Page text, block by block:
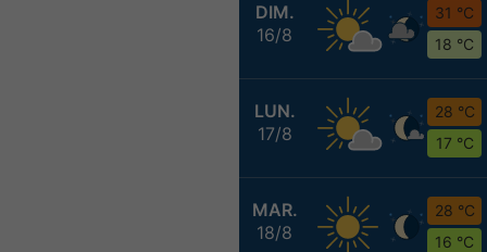
DIM.
16/8
31 °C
18 °C
LUN.
17/8
28 °C
17 °C
MAR.
18/8
28 °C
16 °C